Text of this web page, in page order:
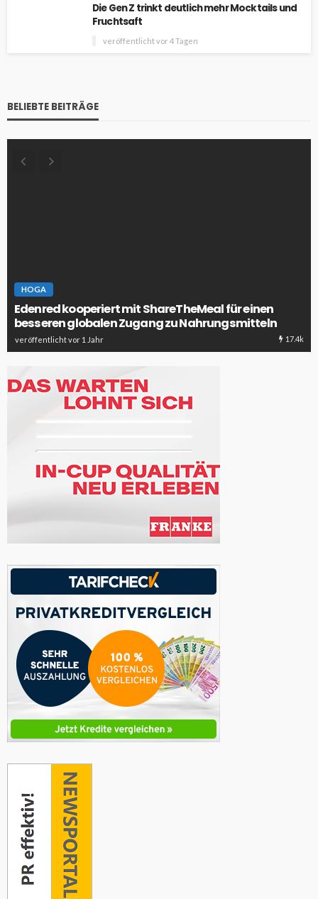
Die Gen Z trinkt deutlich mehr Mocktails und
Fruchtsaft
veröffentlicht vor 4 Tagen
BELIEBTE BEITRÄGE
HOGA
Edenred kooperiert mit ShareTheMeal für einen
besseren globalen Zugang zu Nahrungsmitteln
veröffentlicht vor 1 Jahr 17.4k